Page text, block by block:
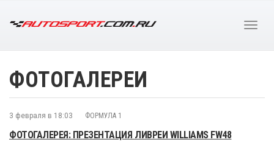
ФОТОГАЛЕРЕИ
3 февраля в 18:03 ФОРМУЛА 1
ФОТОГАЛЕРЕЯ: ПРЕЗЕНТАЦИЯ ЛИВРЕИ WILLIAMS FW48